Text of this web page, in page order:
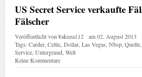
Veröffentlicht von¥akuza112 02. August 2013
Tags: Carder,Celtic,Dollar,Las Vegas,Nbsp,Quelle
Service,Untergrund